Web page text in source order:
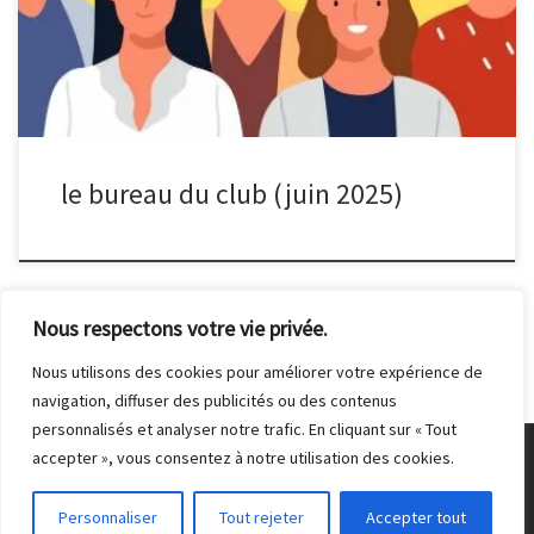
Nous respectons votre vie privée.
Nous utilisons des cookies pour améliorer votre expérience de
navigation, diffuser des publicités ou des contenus
personnalisés et analyser notre trafic. En cliquant sur « Tout
accepter », vous consentez à notre utilisation des cookies.
Personnaliser Tout rejeter Accepter tout
Forget
le bureau du club (juin 2025)
© 2026Club Photo de Malakoff– Tous droits réservés